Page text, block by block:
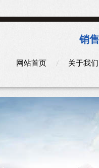
销
网站首页 关于我们